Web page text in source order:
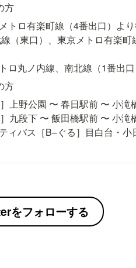
方
トロ有楽町線（4番出口）よ
（東口）、東京メトロ有楽
ロ丸ノ内線、南北線（1番出
方
上野公園 〜 春日駅前 〜 小
九段下 〜 飯田橋駅前 〜 小
ィバス［B–ぐる］目白台・
をフォローする